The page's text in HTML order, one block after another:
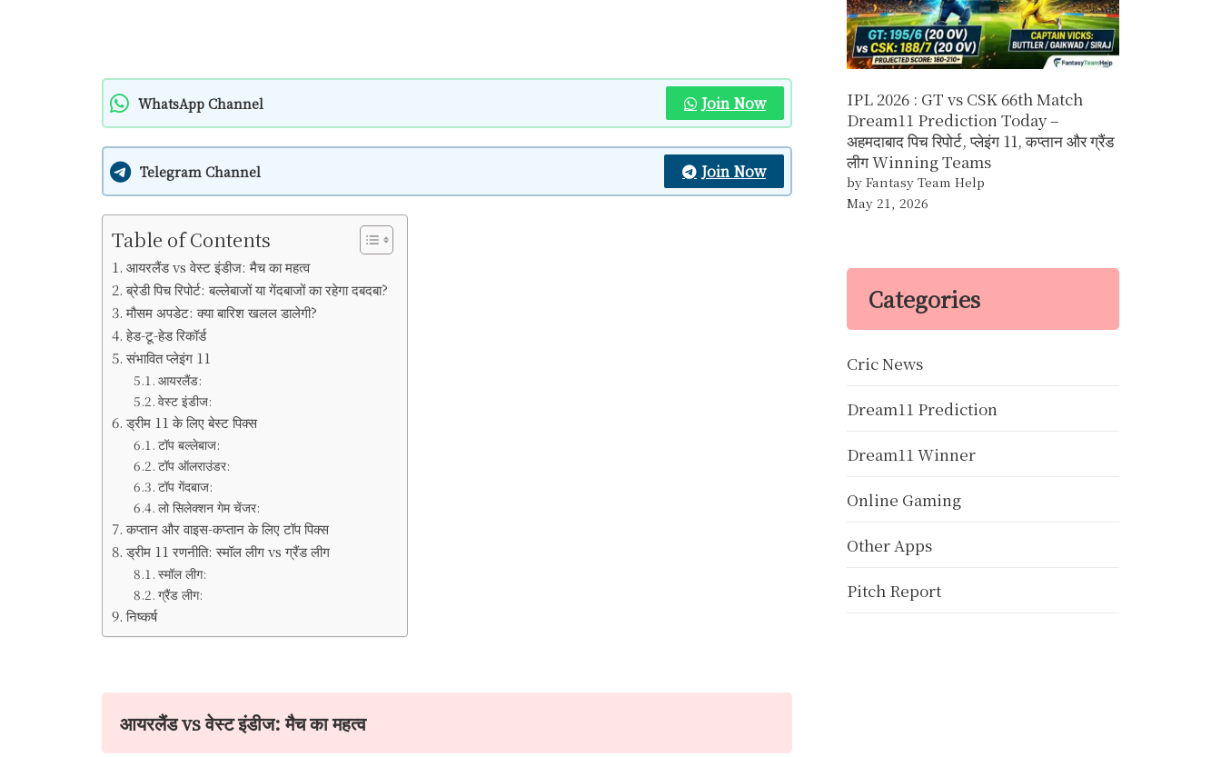
WhatsApp Channel Join Now
Telegram Channel Join Now
Table of Contents
आयरलैंड vs वेस्ट इंडीज: मैच का महत्व
ब्रेडी पिच रिपोर्ट: बल्लेबाजों या गेंदबाजों का रहेगा दबदबा?
मौसम अपडेट: क्या बारिश खलल डालेगी?
हेड-टू-हेड रिकॉर्ड
संभावित प्लेइंग 11
आयरलैंड:
वेस्ट इंडीज:
ड्रीम 11 के लिए बेस्ट पिक्स
टॉप बल्लेबाज:
टॉप ऑलराउंडर:
टॉप गेंदबाज:
लो सिलेक्शन गेम चेंजर:
कप्तान और वाइस-कप्तान के लिए टॉप पिक्स
ड्रीम 11 रणनीति: स्मॉल लीग vs ग्रैंड लीग
स्मॉल लीग:
ग्रैंड लीग:
निष्कर्ष
आयरलैंड vs वेस्ट इंडीज: मैच का महत्व
IPL 2026 : GT vs CSK 66th Match
Dream11 Prediction Today –
अहमदाबाद पिच रिपोर्ट, प्लेइंग 11, कप्तान और ग्रैंड
लीग Winning Teams
by Fantasy Team Help
May 21, 2026
Categories
Cric News
Dream11 Prediction
Dream11 Winner
Online Gaming
Other Apps
Pitch Report